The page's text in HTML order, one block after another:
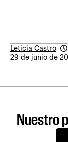
Leticia Castro-
29 de junio de
Nuestro